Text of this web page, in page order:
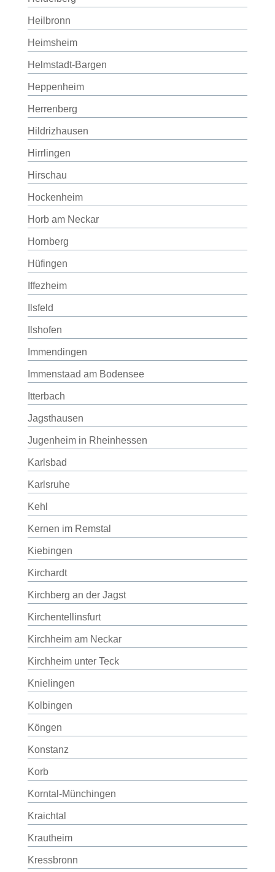
Heilbronn
Heimsheim
Helmstadt-Bargen
Heppenheim
Herrenberg
Hildrizhausen
Hirrlingen
Hirschau
Hockenheim
Horb am Neckar
Hornberg
Hüfingen
Iffezheim
Ilsfeld
Ilshofen
Immendingen
Immenstaad am Bodensee
Itterbach
Jagsthausen
Jugenheim in Rheinhessen
Karlsbad
Karlsruhe
Kehl
Kernen im Remstal
Kiebingen
Kirchardt
Kirchberg an der Jagst
Kirchentellinsfurt
Kirchheim am Neckar
Kirchheim unter Teck
Knielingen
Kolbingen
Köngen
Konstanz
Korb
Korntal-Münchingen
Kraichtal
Krautheim
Kressbronn